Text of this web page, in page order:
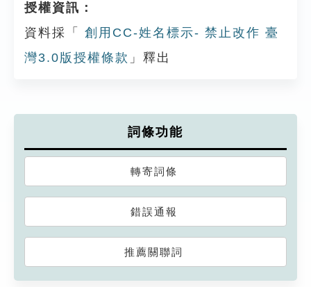
授權資訊：
資料採「
創用CC-姓名標示- 禁止改作 臺
灣3.0版授權條款 」釋出
詞條功能
轉寄詞條
錯誤通報
推薦關聯詞